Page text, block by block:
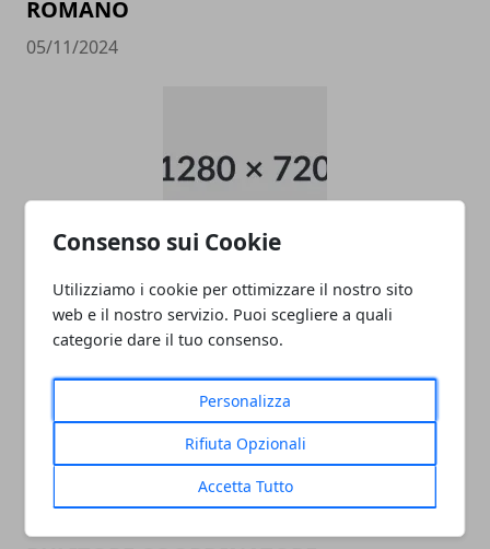
Consenso sui Cookie
Utilizziamo i cookie per ottimizzare il nostro sito
web e il nostro servizio. Puoi scegliere a quali
categorie dare il tuo consenso.
Personalizza
Rifiuta Opzionali
Accetta Tutto
ROMANO
05/11/2024
data entry
05/11/2024